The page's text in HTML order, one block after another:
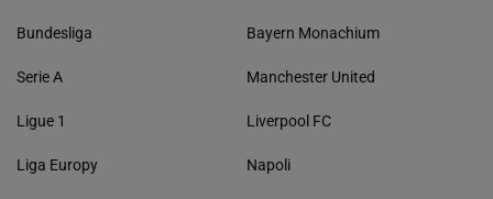
Bundesliga
Serie A
Ligue 1
Liga Europy
Bayern Monachium
Manchester United
Liverpool FC
Napoli